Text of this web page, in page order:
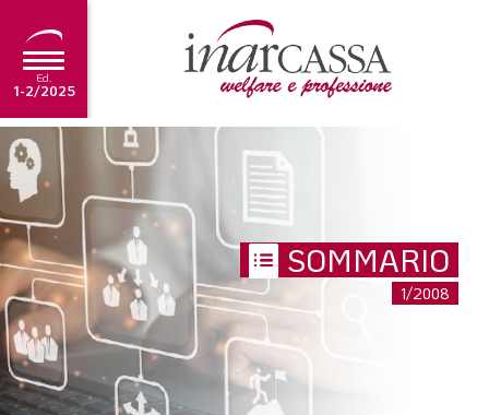
Ed.
1-2/2025
NEWS
EDITORIALE
TUTORIAL
SCADENZARIO
ARCHIVIO
SOMMARIO
1/2008